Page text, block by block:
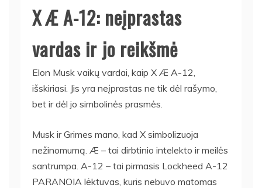
X Æ A-12: neįprastas
vardas ir jo reikšmė
Elon Musk vaikų vardai, kaip X Æ A-12,
išskiriasi. Jis yra neįprastas ne tik dėl rašymo,
bet ir dėl jo simbolinės prasmės.
Musk ir Grimes mano, kad X simbolizuoja
nežinomumą. Æ – tai dirbtinio intelekto ir meilės
santrumpa. A-12 – tai pirmasis Lockheed A-12
PARANOIA lėktuvas, kuris nebuvo matomas